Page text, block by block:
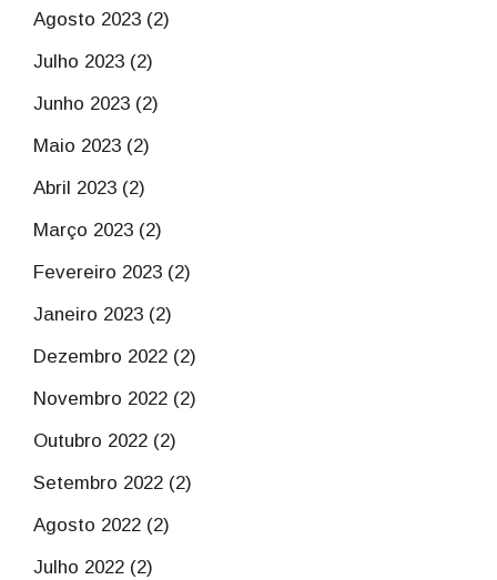
Agosto 2023 (2)
Julho 2023 (2)
Junho 2023 (2)
Maio 2023 (2)
Abril 2023 (2)
Março 2023 (2)
Fevereiro 2023 (2)
Janeiro 2023 (2)
Dezembro 2022 (2)
Novembro 2022 (2)
Outubro 2022 (2)
Setembro 2022 (2)
Agosto 2022 (2)
Julho 2022 (2)